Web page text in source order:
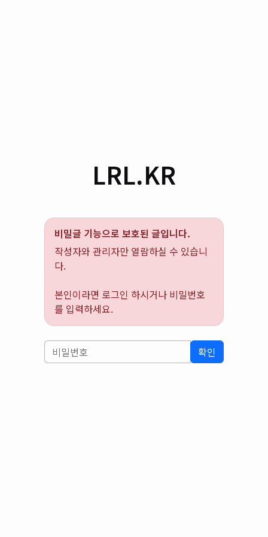
LRL.KR
비밀글 기능으로 보호된 글입니다.
작성자와 관리자만 열람하실 수 있습니
다.
본인이라면 로그인 하시거나 비밀번호
를 입력하세요.
확인